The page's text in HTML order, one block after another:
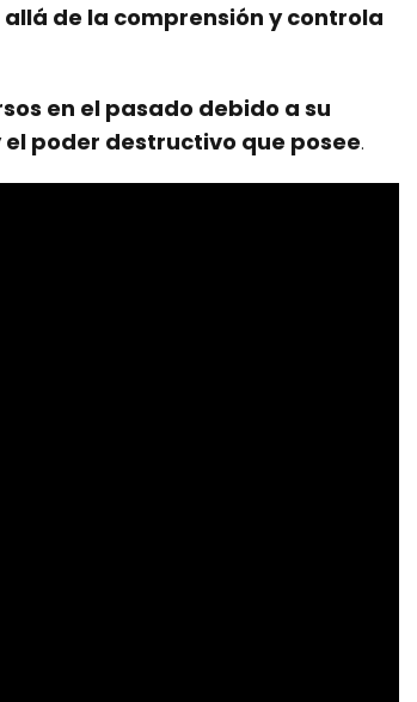
de la comprensión y controla
en el pasado debido a su
poder destructivo que posee.